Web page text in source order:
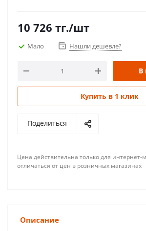
10 726 тг./шт
Мало Нашли дешевле?
В
Купить в 1 клик
Поделиться
Цена действительна только для
отличаться от цен в розничных магазинах
Описание